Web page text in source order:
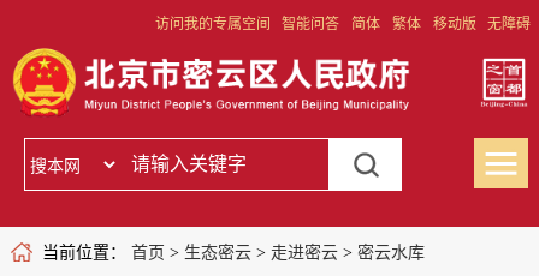
访问我的专属空间 智能问答 简体 繁体 移动版 无障碍
当前位置： 首页 > 生态密云> 走进密云> 密云水库